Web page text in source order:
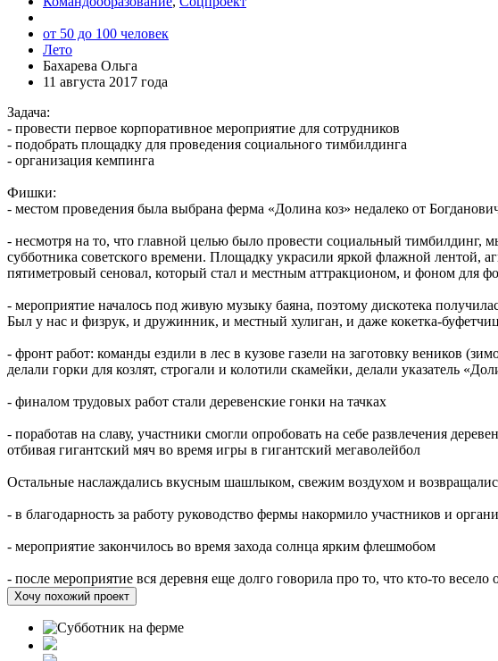
от 50 до 100 человек
Лето
Бахарева Ольга
11 августа 2017 года
Задача:
- провести первое корпоративное мероприятие для сотрудников
- подобрать площадку для проведения социального тимбилдинга
- организация кемпинга
Фишки:
- местом проведения была выбрана ферма «Долина коз» недалеко от
- несмотря на то, что главной целью было провести социальный тимбилдинг,
субботника советского времени. Площадку украсили яркой флажной лентой,
пятиметровый сеновал, который стал и местным аттракционом, и фоном для
- мероприятие началось под живую музыку баяна, поэтому дискотека
Был у нас и физрук, и дружинник, и местный хулиган, и даже кокетка-
- фронт работ: команды ездили в лес в кузове газели на заготовку веников
делали горки для козлят, строгали и колотили скамейки, делали указатель
- финалом трудовых работ стали деревенские гонки на тачках
- поработав на славу, участники смогли опробовать на себе развлечения
отбивая гигантский мяч во время игры в гигантский мегаволейбол
Остальные наслаждались вкусным шашлыком, свежим воздухом и
- в благодарность за работу руководство фермы накормило участников и
- мероприятие закончилось во время захода солнца ярким флешмобом
- после мероприятие вся деревня еще долго говорила про то, что кто-то весело
Хочу похожий проект